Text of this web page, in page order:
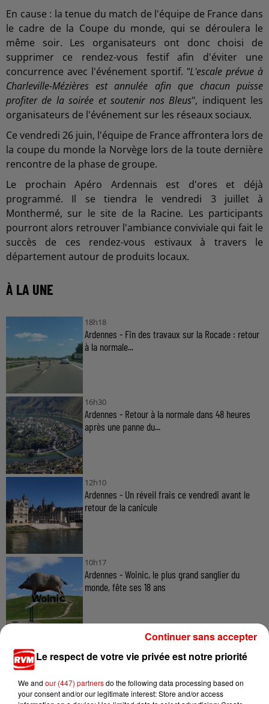
En cause : la tenue du match de l'équipe de France dans
le cadre de la Coupe du monde, qui se déroulera le
même soir. Les organisateurs ont donc choisi de
supprimer ce rendez-vous festif afin d'éviter une
concurrence avec l'événement sportif. "L'escale prévue à
Charleville-Mézières est annulée afin que chacun puisse
profiter de la soirée et soutenir nos Bleus", indiquent les
organisateurs de l'événement sur les réseaux sociaux.
Ce vendredi 26 juin, l'équipe de France affrontera lors de
la coupe du monde la Norvège lors de la toute dernière
rencontre de la phase de groupe.
Le prochain Apéro Ardennais est d'ores et déjà
programmé. Il se tiendra le vendredi 3 juillet à
Monthermé, sur le site de la Racine. Les participants
pourront alors retrouver l'ambiance conviviale qui fait le
succès de ces rendez-vous estivaux à travers le
département autour de produits locaux.
À LA UNE
18h18
Ardennes - Fin des travaux sur la Rocade : retour
à la normale...
16h30
Ardennes - Retour à la normale dans 48 heures
après une panne du...
12h10
Ardennes - Un réveil frais ce vendredi avant le
retour de la canicule
10h17
Ardennes - Woinic, le plus grand sanglier du
monde, fête ses 18 ans
TITRES DIFFUSÉS
Le respect de votre vie privée est notre priorité
We and our (447) partnersdo the following data processing based on
your consent and/or our legitimate interest: Store and/or access
Continuer sans accepter